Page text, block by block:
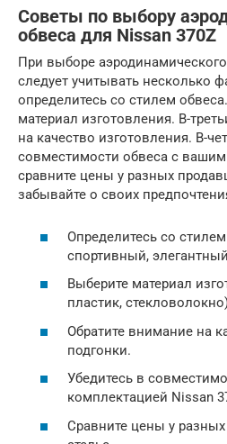
Советы по выбору
обвеса для Nissan 370Z
При выборе
следует учитывать несколько
определитесь со стилем
материал изготовления. В-
на качество изготовления. В-
совместимости обвеса с
сравните цены у разных
забывайте о своих
Определитесь со
спортивный,
Выберите материал
пластик,
Обратите внимание на
подгонки.
Убедитесь в
комплектацией Nissan
Сравните цены у